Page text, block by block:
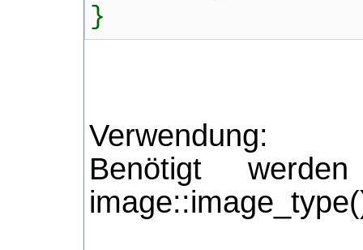
}
Verwendung:
Benötigt